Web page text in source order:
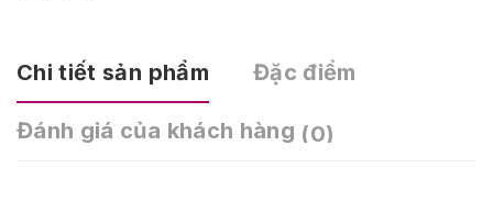
Chi tiết sản phẩm Đặc điểm
Đánh giá của khách hàng (0)